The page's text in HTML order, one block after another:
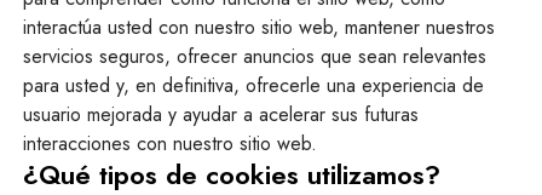
interactúa usted con nuestro sitio web, mantener nuestros
servicios seguros, ofrecer anuncios que sean relevantes
para usted y, en definitiva, ofrecerle una experiencia de
usuario mejorada y ayudar a acelerar sus futuras
interacciones con nuestro sitio web.
¿Qué tipos de cookies utilizamos?